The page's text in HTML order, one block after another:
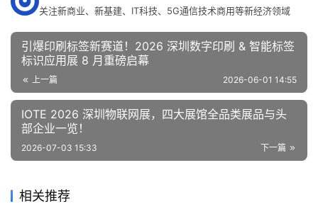
关注新商业、新基建、IT科技、5G通信技术商用等新经济领域
引爆印刷标签新赛道！2026 深圳数字印刷 & 智能标签
标识应用展 8 月重磅启幕
上一篇 2026-06-01 14:55
IOTE 2026 深圳物联网展，四大展馆全品类展品与头
部企业一览！
下一篇
2026-07-03 15:33
相关推荐